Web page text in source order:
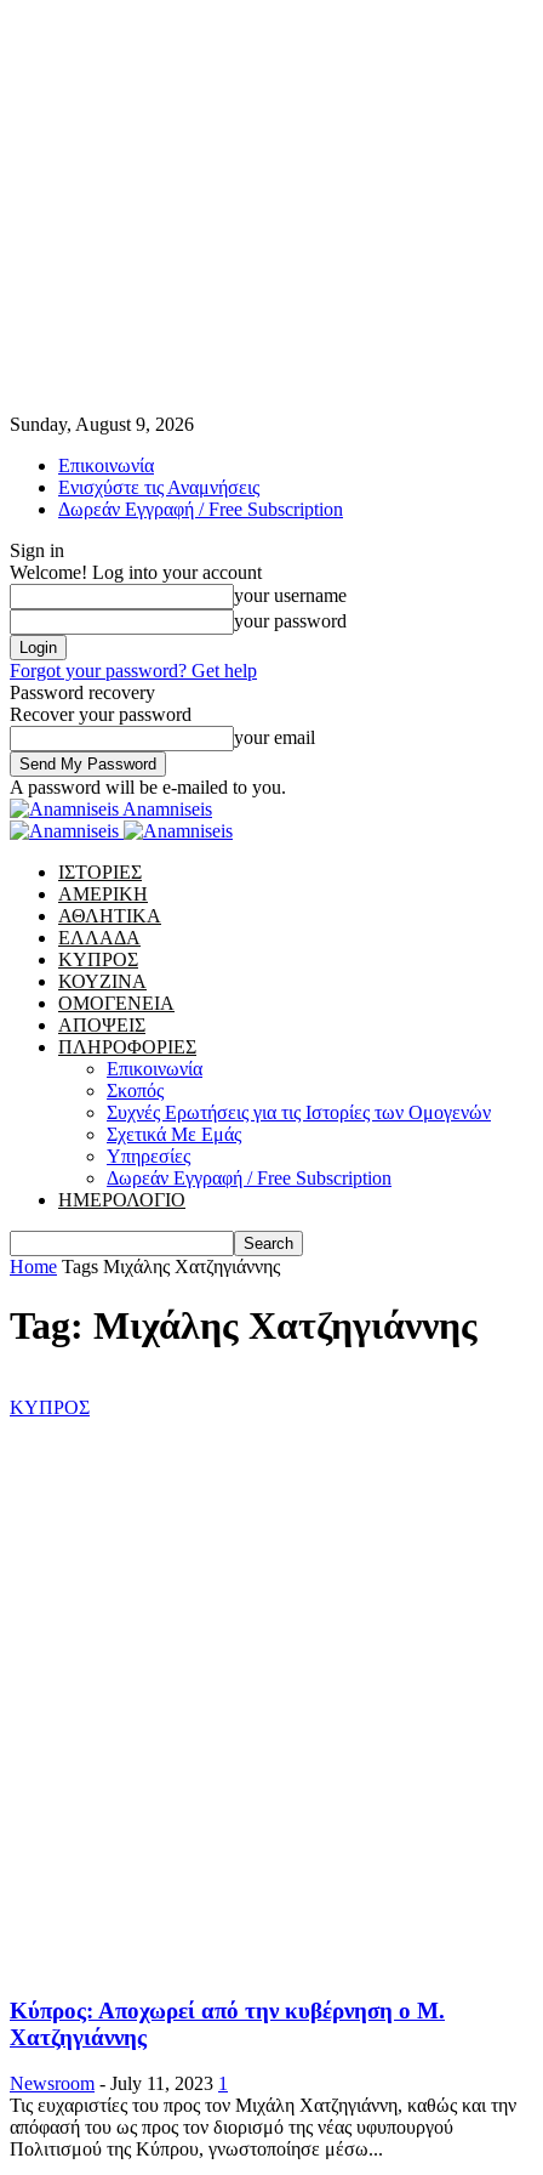
Sunday, August 9, 2026
Επικοινωνία
Ενισχύστε τις Αναμνήσεις
Δωρεάν Εγγραφή / Free Subscription
Sign in
Welcome! Log into your account
your username
your password
Forgot your password? Get help
Password recovery
Recover your password
your email
A password will be e-mailed to you.
Anamniseis
ΙΣΤΟΡΙΕΣ
ΑΜΕΡΙΚΗ
ΑΘΛΗΤΙΚΑ
ΕΛΛΑΔΑ
ΚΥΠΡΟΣ
ΚΟΥΖΙΝΑ
ΟΜΟΓΕΝΕΙΑ
ΑΠΟΨΕΙΣ
ΠΛΗΡΟΦΟΡΙΕΣ
Επικοινωνία
Σκοπός
Συχνές Ερωτήσεις για τις Ιστορίες των Ομογενών
Σχετικά Με Εμάς
Υπηρεσίες
Δωρεάν Εγγραφή / Free Subscription
ΗΜΕΡΟΛΟΓΙΟ
Home Tags Μιχάλης Χατζηγιάννης
Tag: Μιχάλης Χατζηγιάννης
ΚΥΠΡΟΣ
Κύπρος: Αποχωρεί από την κυβέρνηση ο Μ.
Χατζηγιάννης
Newsroom - July 11, 2023 1
Τις ευχαριστίες του προς τον Μιχάλη Χατζηγιάννη, καθώς και την
απόφασή του ως προς τον διορισμό της νέας υφυπουργού
Πολιτισμού της Κύπρου, γνωστοποίησε μέσω...